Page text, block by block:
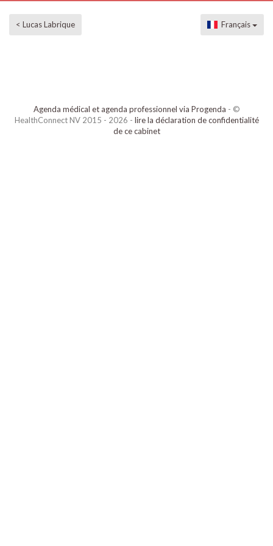
< Lucas Labrique Français
Agenda médical et agenda professionnel via Progenda - ©
HealthConnect NV 2015 - 2026 - lire la déclaration de confidentialité
de ce cabinet